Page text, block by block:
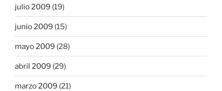
julio 2009 (19)
junio 2009 (15)
mayo 2009 (28)
abril 2009 (29)
marzo 2009 (21)